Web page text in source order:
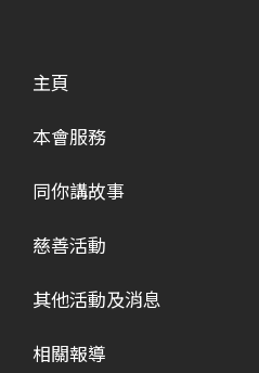
主頁
本會服務
同你講故事
慈善活動
其他活動及消息
相關報導